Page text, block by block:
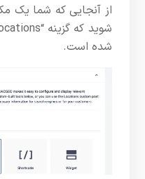
از آنجایی که شما یک
شده است.